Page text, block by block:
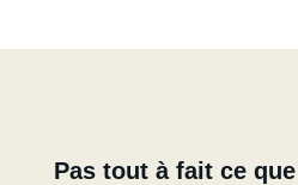
Pas tout à fait ce